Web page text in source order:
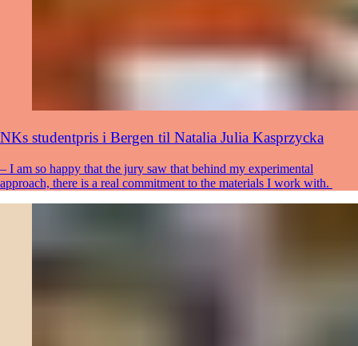
NKs studentpris i Bergen til Natalia Julia Kasprzycka
– I am so happy that the jury saw that behind my experimental
approach, there is a real commitment to the materials I work with.